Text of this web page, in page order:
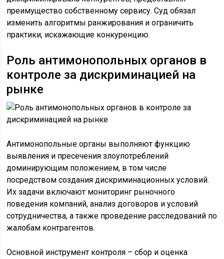
преимущество собственному сервису. Суд обязал
изменить алгоритмы ранжирования и ограничить
практики, искажающие конкуренцию.
Роль антимонопольных органов в
контроле за дискриминацией на
рынке
Антимонопольные органы выполняют функцию
выявления и пресечения злоупотреблений
доминирующим положением, в том числе
посредством создания дискриминационных условий.
Их задачи включают мониторинг рыночного
поведения компаний, анализ договоров и условий
сотрудничества, а также проведение расследований по
жалобам контрагентов.
Основной инструмент контроля – сбор и оценка